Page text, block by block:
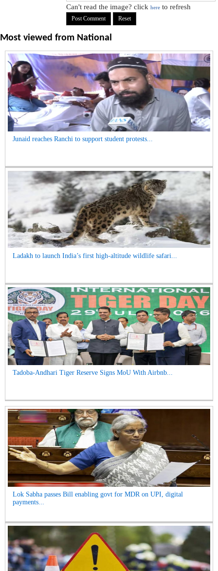
Can't read the image? clickhere to refresh
Most viewed from National
Junaid reaches Ranchi to support student protests...
Ladakh to launch India’s first high-altitude wildlife safari...
Tadoba-Andhari Tiger Reserve Signs MoU With Airbnb...
Lok Sabha passes Bill enabling govt for MDR on UPI, digital
payments...